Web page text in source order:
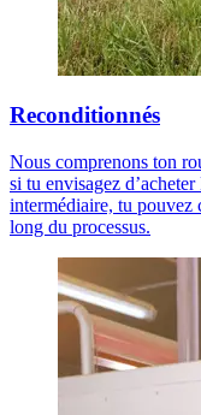
Reconditionnés
Nous comprenons ton
si tu envisagez
intermédiaire, tu pouvez
long du processus.